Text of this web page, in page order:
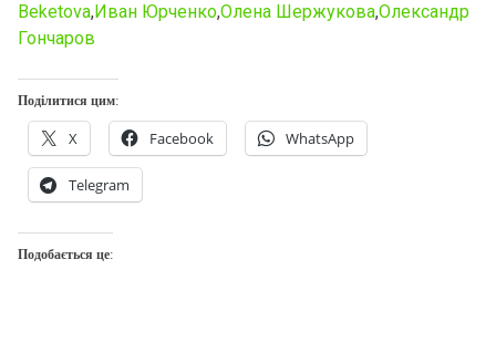
Beketova,Иван Юрченко,Олена Шержукова,Олександр
Гончаров
Поділитися цим:
X Facebook WhatsApp
Telegram
Подобається це: